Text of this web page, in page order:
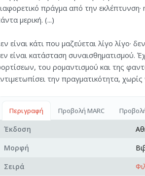
πράγμα από την εκλέπτυνση·
μερική. (...)
είναι κάτι που μαζεύεται λίγο λίγο·
είναι κατάσταση συναισθηματισμού.
του ρομαντισμού και της
την πραγματικότητα,
Περιγραφή Προβολή MARC
Έκδοση
Μορφή
Σειρά